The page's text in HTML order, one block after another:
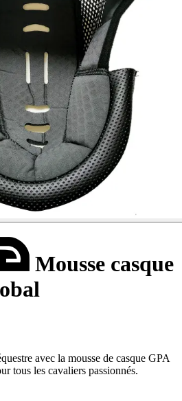
Mousse casque
avec la mousse de casque GPA
tous les cavaliers passionnés.